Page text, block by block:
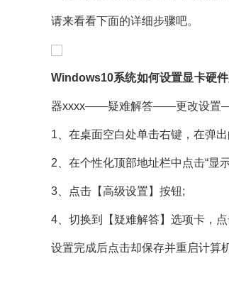
请来看看下面的详细步骤吧。
Windows10系统如何设置显卡硬
器xxxx——疑难解答——更改设置
1、在桌面空白处单击右键，在弹出
2、在个性化顶部地址栏中点击“显
3、点击【高级设置】按钮;
4、切换到【疑难解答】选项卡，
设置完成后点击却保存并重启计算